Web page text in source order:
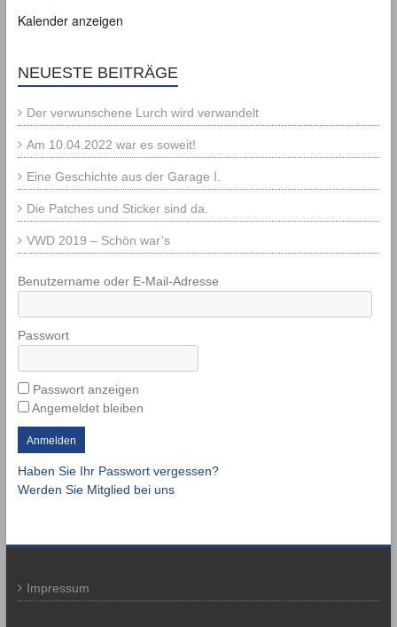
Kalender anzeigen
NEUESTE BEITRÄGE
Der verwunschene Lurch wird verwandelt
Am 10.04.2022 war es soweit!
Eine Geschichte aus der Garage I.
Die Patches und Sticker sind da.
VWD 2019 – Schön war’s
Benutzername oder E-Mail-Adresse
Passwort
Passwort anzeigen
Angemeldet bleiben
Haben Sie Ihr Passwort vergessen?
Werden Sie Mitglied bei uns
Impressum